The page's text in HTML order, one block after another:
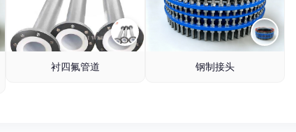
衬四氟管道 钢制接头